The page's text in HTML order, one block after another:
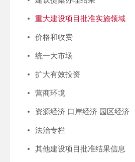
重大建设项目批准实施领域
价格和收费
统一大市场
扩大有效投资
营商环境
资源经济 口岸经济 园区经济
法治专栏
其他建设项目批准结果信息